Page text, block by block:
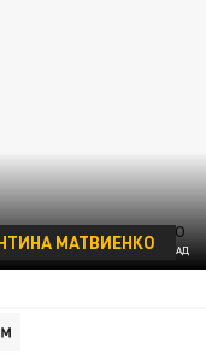
ФОТО: ЦАРЬГРАД
МАТВИЕНКО